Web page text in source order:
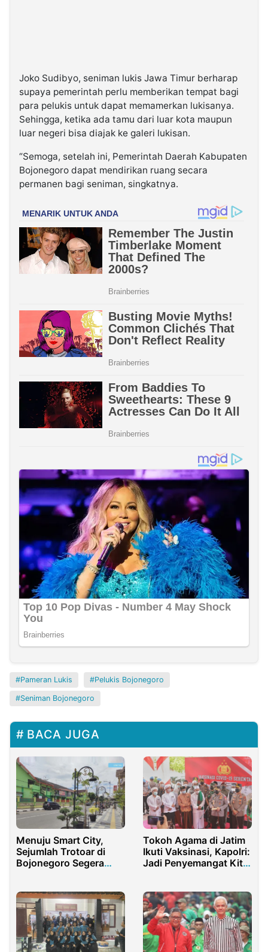
Joko Sudibyo, seniman lukis Jawa Timur berharap
supaya pemerintah perlu memberikan tempat bagi
para pelukis untuk dapat memamerkan lukisanya.
Sehingga, ketika ada tamu dari luar kota maupun
luar negeri bisa diajak ke galeri lukisan.
“Semoga, setelah ini, Pemerintah Daerah Kabupaten
Bojonegoro dapat mendirikan ruang secara
permanen bagi seniman, singkatnya.
Pameran Lukis Pelukis Bojonegoro
Seniman Bojonegoro
BACA JUGA
Menuju Smart City,
Sejumlah Trotoar di
Bojonegoro Segera
Tokoh Agama di Jatim
Ikuti Vaksinasi, Kapolri:
Jadi Penyemangat Kita